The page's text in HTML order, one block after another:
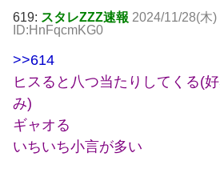
619: スタレZZZ速報 2024/11/28(木
ID:HnFqcmKG0
>>614
ヒスると八つ当たりしてくる(
み)
ギャオる
いちいち小言が多い